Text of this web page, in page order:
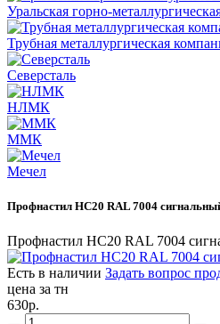
Уральская горно-
Трубная металлургическая
Северсталь
НЛМК
ММК
Мечел
Профнастил НС20 RAL 7004
Профнастил НС20 RAL 7004
Есть в наличии Задать вопрос
цена за тн
630р.